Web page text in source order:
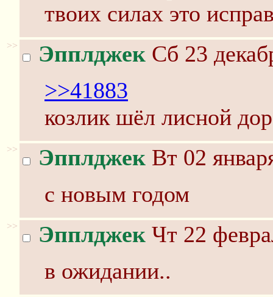
твоих силах это
>> Эпплджек Сб 23
>>41883
козлик шёл лисной
>> Эпплджек Вт 02
с новым годом
>> Эпплджек Чт 22
в ожидании..